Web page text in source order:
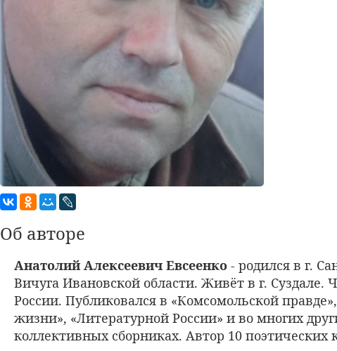
Об авторе
Анатолий Алексеевич Евсеенко - родился в г.
Вичуга Ивановской области. Живёт в г. Суздале.
России. Публиковался в «Комсомольской
жизни», «Литературной России» и во многих
коллективных сборниках. Автор 10 поэтических